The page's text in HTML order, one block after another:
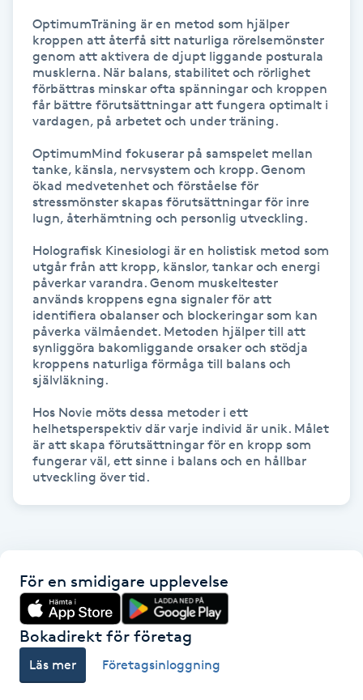
Gelenaglar
Gellack
Gellack med förstärkning
Gravidmassage
Gravidyoga
Gruppträning
Gua Sha-massage
Hatha Yoga
Headspa
Healing
Herrklippning
Hollywood Peel
Hot Stone Massage
OptimumTräning är en metod som hjälper
kroppen att återfå sitt naturliga rörelsemönster
genom att aktivera de djupt liggande posturala
musklerna. När balans, stabilitet och rörlighet
förbättras minskar ofta spänningar och kroppen
får bättre förutsättningar att fungera optimalt i
vardagen, på arbetet och under träning.
OptimumMind fokuserar på samspelet mellan
tanke, känsla, nervsystem och kropp. Genom
ökad medvetenhet och förståelse för
stressmönster skapas förutsättningar för inre
lugn, återhämtning och personlig utveckling.
Holografisk Kinesiologi är en holistisk metod som
utgår från att kropp, känslor, tankar och energi
påverkar varandra. Genom muskeltester
används kroppens egna signaler för att
identifiera obalanser och blockeringar som kan
påverka välmåendet. Metoden hjälper till att
synliggöra bakomliggande orsaker och stödja
kroppens naturliga förmåga till balans och
självläkning.
Hos Novie möts dessa metoder i ett
helhetsperspektiv där varje individ är unik. Målet
är att skapa förutsättningar för en kropp som
fungerar väl, ett sinne i balans och en hållbar
utveckling över tid.
För en smidigare upplevelse
Bokadirekt för företag
Läs mer Företagsinloggning